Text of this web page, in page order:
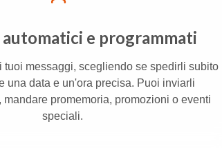
automatici e programmati
tuoi messaggi, scegliendo se spedirli subito
una data e un'ora precisa. Puoi inviarli
mandare promemoria, promozioni o eventi
speciali.